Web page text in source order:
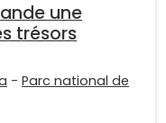
une
trésors
- Parc national de